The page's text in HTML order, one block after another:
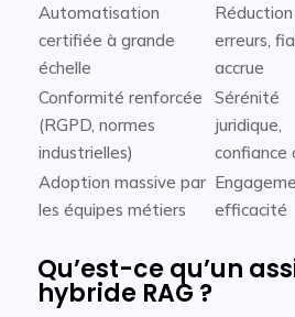
Automatisation
certifiée à grande
échelle
erreurs,
accrue
Conformité renforcée
(RGPD, normes
industrielles)
Sérénité
juridique,
confiance
Adoption massive par
les équipes métiers
efficacité
Qu’est-ce qu’un
hybride RAG ?